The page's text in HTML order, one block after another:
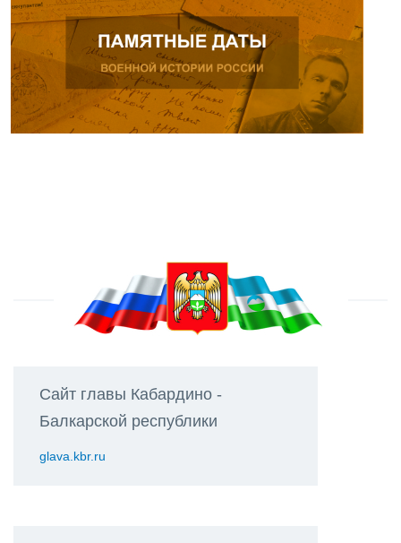
Сайт главы Кабардино -
Балкарской республики
glava.kbr.ru